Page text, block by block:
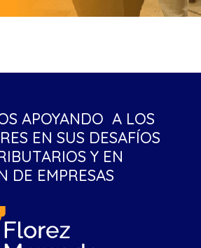
APOYANDO A LOS
EN SUS DESAFÍOS
Y EN
DE EMPRESAS